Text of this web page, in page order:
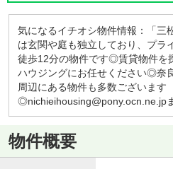
気になるイチオシ物件情報：「
は玄関や庭も独立しており、プ
徒歩12分の物件です◎賃貸物件
ハウジングにお任せください◎奈
周辺にある物件も多数ございます
◎nichieihousing@pony.ocn.ne.jp
物件概要